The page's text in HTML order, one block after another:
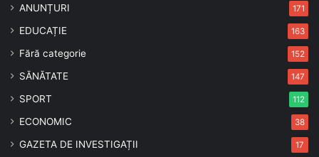
ANUNȚURI 171
EDUCAȚIE 163
Fără categorie 152
SĂNĂTATE 147
SPORT 112
ECONOMIC 38
GAZETA DE INVESTIGAȚII 17